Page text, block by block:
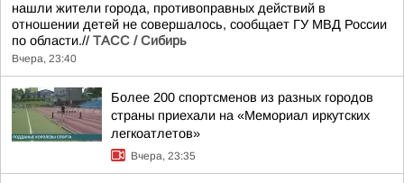
нашли жители города, противоправных действий в
отношении детей не совершалось, сообщает ГУ МВД России
по области.// ТАСС / Сибирь
Вчера, 23:40
Более 200 спортсменов из разных городов
страны приехали на «Мемориал иркутских
легкоатлетов»
Вчера, 23:35